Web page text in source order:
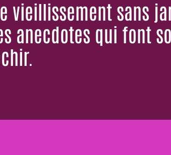
vieillissement sans
anecdotes qui font